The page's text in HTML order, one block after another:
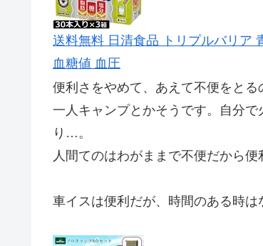
送料無料 日清食品 トリプルバリア
血糖値 血圧
便利さをやめて、あえて不便をとる
一人キャンプとかそうです。自分
り…。
人間てのはわがままで不便だから
車イスは便利だが、時間のある時